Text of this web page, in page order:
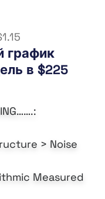
график
в $225
> Noise
Measured